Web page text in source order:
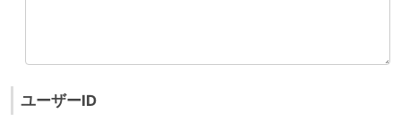
ユーザーID